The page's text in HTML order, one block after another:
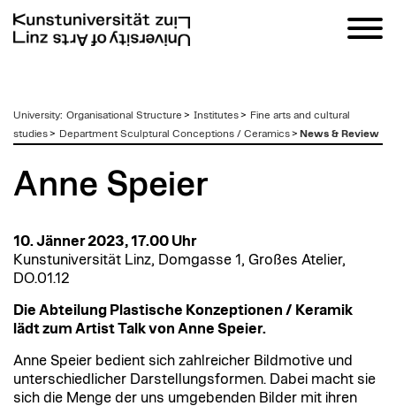
zum
Inhalt
University: Organisational Structure > Institutes> Fine arts and cultural
studies> Department Sculptural Conceptions / Ceramics> News & Review
Anne Speier
10. Jänner 2023, 17.00 Uhr
Kunstuniversität Linz, Domgasse 1, Großes Atelier,
DO.01.12
Die Abteilung Plastische Konzeptionen / Keramik
lädt zum Artist Talk von Anne Speier.
Anne Speier bedient sich zahlreicher Bildmotive und
unterschiedlicher Darstellungsformen. Dabei macht sie
sich die Menge der uns umgebenden Bilder mit ihren